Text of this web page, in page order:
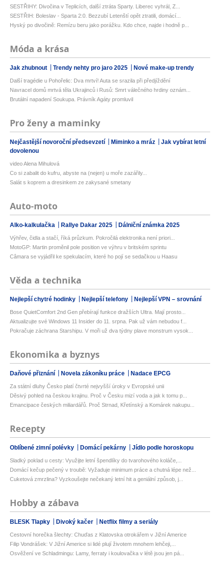
SESTŘIHY: Divočina v Teplicích, další ztráta Sparty. Liberec vyhrál, Z...
SESTŘIH: Boleslav - Sparta 2:0. Bezzubí Letenští opět ztratili, domácí...
Hyský po divočině: Remízu beru jako porážku. Kdo chce, najde i hodně p...
Móda a krása
Jak zhubnout Trendy nehty pro jaro 2025 Nové make-up trendy
Další tragédie u Pohořelic: Dva mrtví! Auta se srazila při předjíždění
Navracel domů mrtvá těla Ukrajinců i Rusů: Smrt válečného hrdiny oznám...
Brutální napadení Soukupa. Právník Agáty promluvil
Pro ženy a maminky
Nejčastější novoroční předsevzetí Miminko a mráz
Jak vybírat letní
dovolenou
video Alena Mihulová
Co si zabalit do kufru, abyste na (nejen) u moře zazářily...
Salát s koprem a dresinkem ze zakysané smetany
Auto-moto
Alko-kalkulačka Rallye Dakar 2025 Dálniční známka 2025
Výhřev, čidla a stačí, říká průzkum. Pokročilá elektronika není priori...
MotoGP: Martin proměnil pole position ve výhru v britském sprintu
Câmara se vyjádřil ke spekulacím, které ho pojí se sedačkou u Haasu
Věda a technika
Nejlepší chytré hodinky Nejlepší telefony Nejlepší VPN – srovnání
Bose QuietComfort 2nd Gen přebírají funkce dražších Ultra. Mají prosto...
Aktualizujte své Windows 11 Insider do 11. srpna. Pak už vám nebudou f...
Pokračuje záchrana Starshipu. V moři už dva týdny plave monstrum vysok...
Ekonomika a byznys
Daňové přiznání Novela zákoníku práce Nadace EPCG
Za státní dluhy Česko platí čtvrté nejvyšší úroky v Evropské unii
Děsivý pohled na českou krajinu. Proč v Česku mizí voda a jak k tomu p...
Emancipace českých miliardářů. Proč Strnad, Křetínský a Komárek nakupu...
Recepty
Oblíbené zimní polévky Domácí pekárny Jídlo podle horoskopu
Sladký poklad u cesty: Využijte letní špendlíky do tvarohového koláče,...
Domácí kečup pečený v troubě: Vyžaduje minimum práce a chutná lépe než...
Cuketová zmrzlina? Vyzkoušejte nečekaný letní hit a geniální způsob, j...
Hobby a zábava
BLESK Tlapky Divoký kačer Netflix filmy a seriály
Cestovní horečka šlechty: Chuďas z Klatovska otrokářem v Jižní Americe
Filip Vondrášek: V Jižní Americe si lidé plují životem mnohem lehčeji,...
Osvěžení ve Schladmingu: Lamy, ferraty i koulovačka v létě jsou jen pá...